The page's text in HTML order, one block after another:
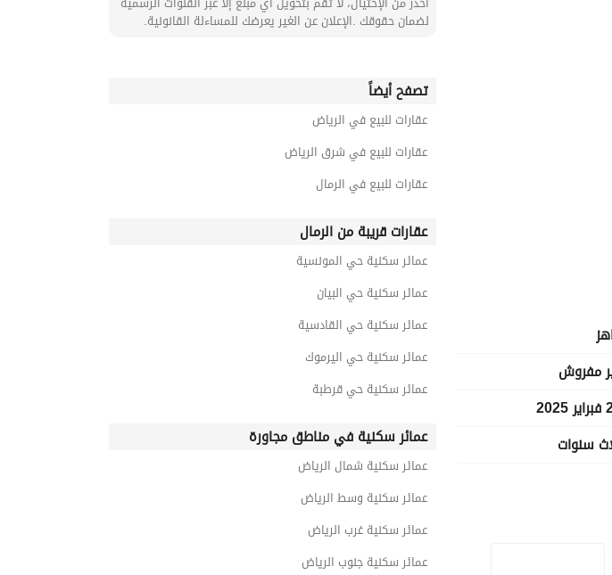
مفروش
سنوات
لضمان حقوقك .الإعلان عن الغير يعرضك للمساءلة القانونية.
تصفح أيضاً
عقارات للبيع في الرياض
عقارات للبيع في شرق الرياض
عقارات للبيع في الرمال
عقارات قريبة من الرمال
عمائر سكنية حي المونسية
عمائر سكنية حي البيان
عمائر سكنية حي القادسية
عمائر سكنية حي اليرموك
عمائر سكنية حي قرطبة
عمائر سكنية في مناطق مجاورة
عمائر سكنية شمال الرياض
عمائر سكنية وسط الرياض
عمائر سكنية غرب الرياض
عمائر سكنية جنوب الرياض